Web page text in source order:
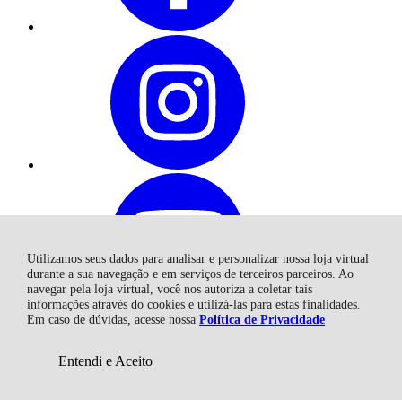
Utilizamos seus dados para analisar e personalizar nossa loja virtual
durante a sua navegação e em serviços de terceiros parceiros. Ao
navegar pela loja virtual, você nos autoriza a coletar tais
informações através do cookies e utilizá-las para estas finalidades.
Em caso de dúvidas, acesse nossa Política de Privacidade
Entendi e Aceito